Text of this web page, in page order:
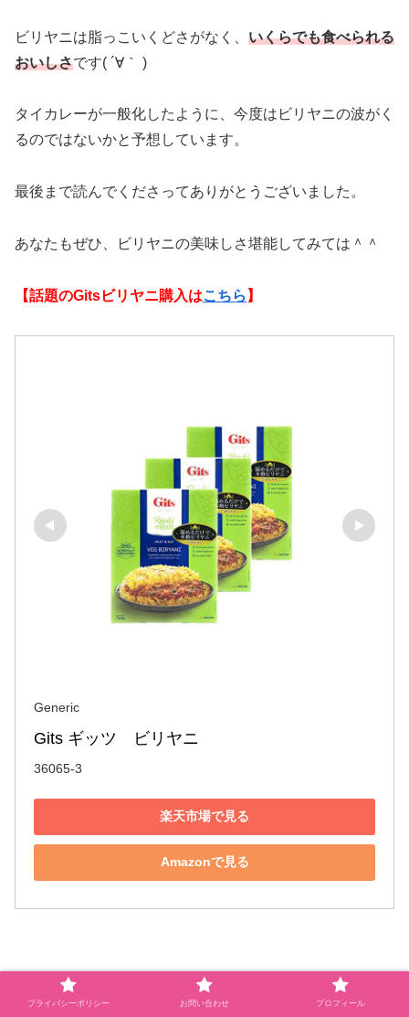
ビリヤニは脂っこいくどさがなく、 いくらでも食べられる
おいしさです( ´∀｀ )
タイカレーが一般化したように、今度はビリヤニの波がく
るのではないかと予想しています。
最後まで読んでくださってありがとうございました。
あなたもぜひ、ビリヤニの美味しさ堪能してみては＾＾
【話題のGitsビリヤニ購入はこちら 】
Generic
Gits ギッツ　ビリヤニ
36065-3
楽天市場で見る
Amazonで見る
プライバシーポリシー お問い合わせ プロフィール